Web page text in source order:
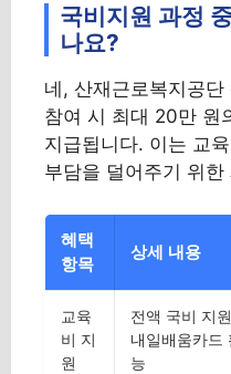
국비지원 과정
나요?
네, 산재근로복지공
참여 시 최대 20만 원
지급됩니다. 이는 교
부담을 덜어주기 위한
혜택
항목
상세 내용
교육
비 지
원
전액 국비 지
내일배움카드
능